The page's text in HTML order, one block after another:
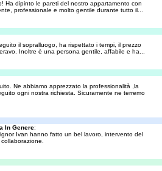
Ha dipinto le pareti del nostro appartamento con
professionale e molto gentile durante tutto il...
il sopralluogo, ha rispettato i tempi, il prezzo
Inoltre è una persona gentile, affabile e ha...
Ne abbiamo apprezzato la professionalità ,la
ogni nostra richiesta. Sicuramente ne terremo
In Genere:
Ivan hanno fatto un bel lavoro, intervento del